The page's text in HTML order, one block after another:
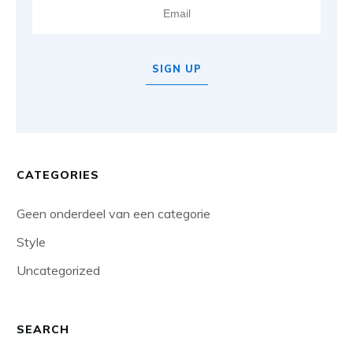
SIGN UP
CATEGORIES
Geen onderdeel van een categorie
Style
Uncategorized
SEARCH